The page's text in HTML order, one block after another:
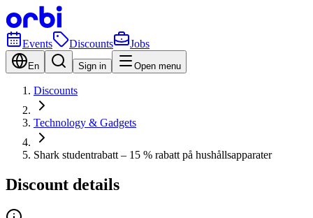
Events Discounts Jobs
En Sign in Open menu
Discounts
Technology & Gadgets
Shark studentrabatt – 15 % rabatt på hushållsapparater
Discount details